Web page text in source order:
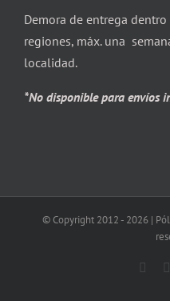
Demora de entrega
regiones, máx. una
localidad.
*No disponible para envíos
© Copyright 2012 - 2026 |